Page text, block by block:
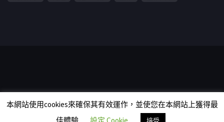
rights reserved.
本網站使用cookies來確保其有效運作，並使您在本網站上獲得最